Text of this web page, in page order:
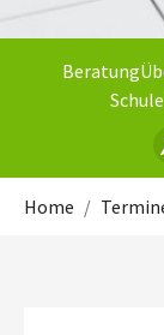
Beratung
Home